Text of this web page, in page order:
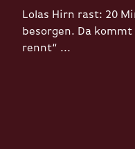
Lolas Hirn rast: 20
besorgen. Da kommt
rennt“ ...